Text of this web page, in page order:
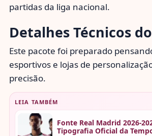
partidas da liga nacional.
Detalhes Técnicos
Este pacote foi preparado
esportivos e lojas de
precisão.
LEIA TAMBÉM
Fonte Real Madrid 2026-
Tipografia Oficial da